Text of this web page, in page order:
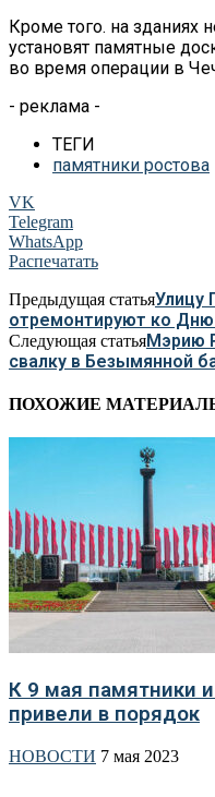
Кроме того. на зданиях
установят памятные
во время операции в
- реклама -
ТЕГИ
памятники ростова
VK
Telegram
WhatsApp
Распечатать
Предыдущая статьяУлицу
отремонтируют ко Дню
Следующая статьяМэрию
свалку в Безымянной
ПОХОЖИЕ
К 9 мая памятники
привели в порядок
НОВОСТИ 7 мая 2023